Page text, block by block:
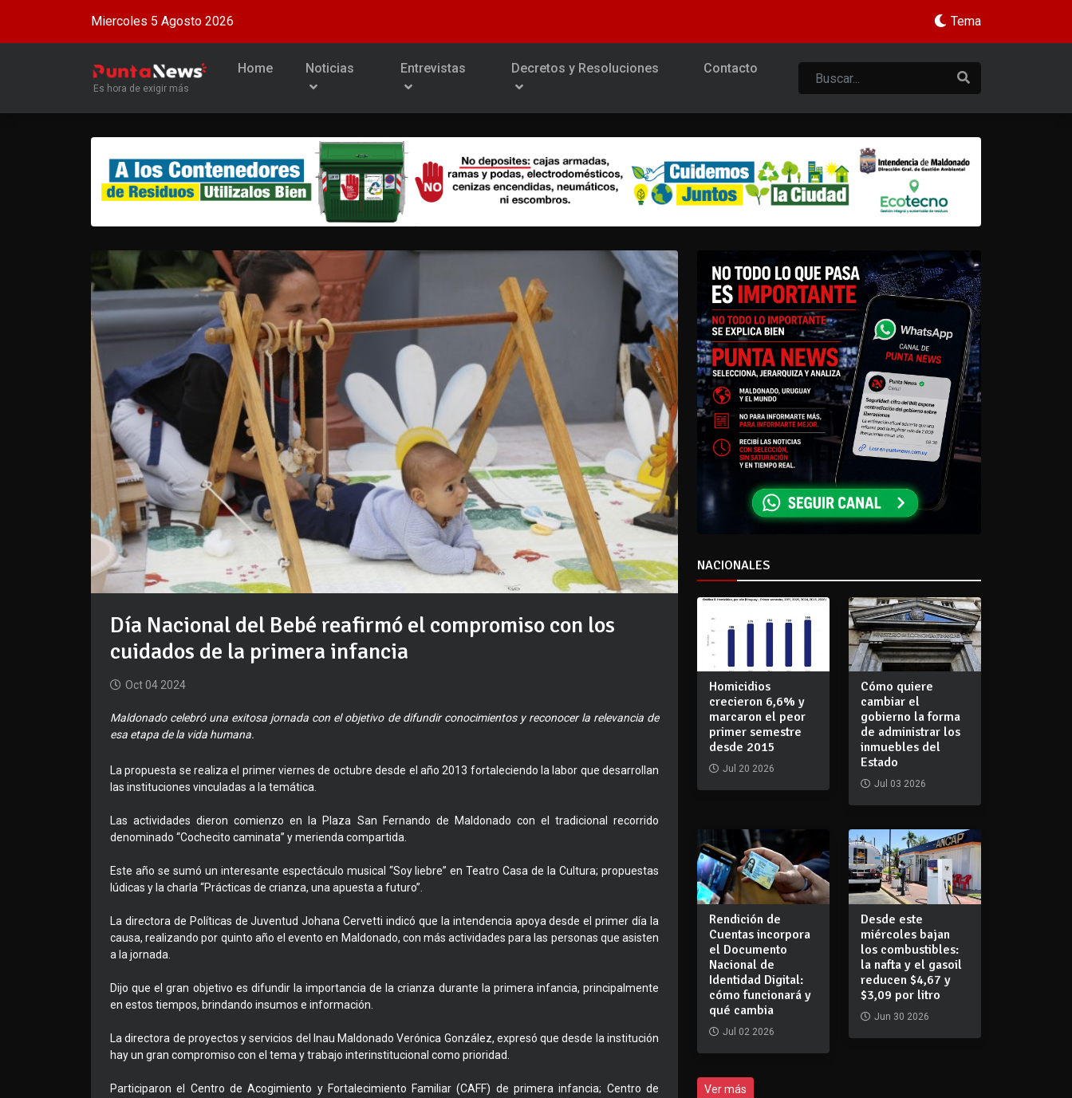
Miercoles 5 Agosto 2026 Tema
Es hora de exigir más
Home Noticias Entrevistas Decretos y Resoluciones Contacto
Día Nacional del Bebé reafirmó el compromiso con los
cuidados de la primera infancia
Oct 04 2024
Maldonado celebró una exitosa jornada con el objetivo de difundir conocimientos y reconocer la relevancia de
esa etapa de la vida humana.
La propuesta se realiza el primer viernes de octubre desde el año 2013 fortaleciendo la labor que desarrollan
las instituciones vinculadas a la temática.
Las actividades dieron comienzo en la Plaza San Fernando de Maldonado con el tradicional recorrido
denominado “Cochecito caminata” y merienda compartida.
Este año se sumó un interesante espectáculo musical “Soy liebre” en Teatro Casa de la Cultura; propuestas
lúdicas y la charla “Prácticas de crianza, una apuesta a futuro”.
La directora de Políticas de Juventud Johana Cervetti indicó que la intendencia apoya desde el primer día la
causa, realizando por quinto año el evento en Maldonado, con más actividades para las personas que asisten
a la jornada.
Dijo que el gran objetivo es difundir la importancia de la crianza durante la primera infancia, principalmente
en estos tiempos, brindando insumos e información.
La directora de proyectos y servicios del Inau Maldonado Verónica González, expresó que desde la institución
hay un gran compromiso con el tema y trabajo interinstitucional como prioridad.
Participaron el Centro de Acogimiento y Fortalecimiento Familiar (CAFF) de primera infancia; Centro de
NACIONALES
Homicidios
crecieron 6,6% y
marcaron el peor
primer semestre
desde 2015
Jul 20 2026
Cómo quiere
cambiar el
gobierno la forma
de administrar los
inmuebles del
Estado
Jul 03 2026
Rendición de
Cuentas incorpora
el Documento
Nacional de
Identidad Digital:
cómo funcionará y
qué cambia
Jul 02 2026
Desde este
miércoles bajan
los combustibles:
la nafta y el gasoil
reducen $4,67 y
$3,09 por litro
Jun 30 2026
Ver más